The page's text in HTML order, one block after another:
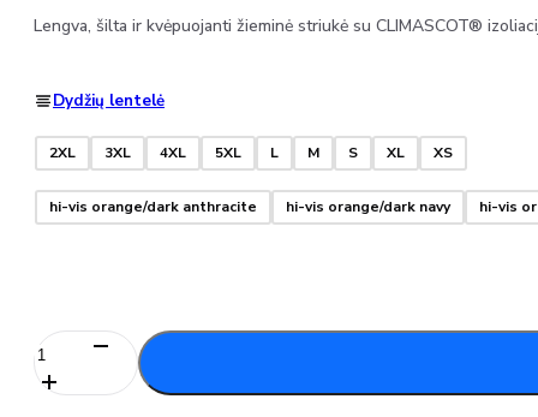
266,14 €
Lengva, šilta ir kvėpuojanti žieminė striukė su CLIMASCOT®
Dydžių lentelė
2XL 3XL 4XL 5XL L M S XL XS
hi-vis orange/dark anthracite hi-vis orange/dark navy hi-vis
produkto
kiekis:
Žieminė